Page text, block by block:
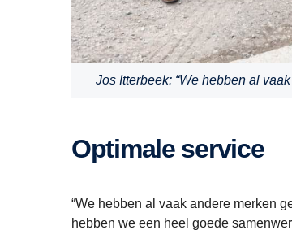
Jos Itterbeek: “We hebben al
Optimale service
“We hebben al vaak andere merken
hebben we een heel goede